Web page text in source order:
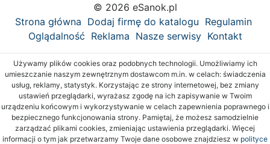
© 2026 eSanok.pl
Strona główna Dodaj firmę do katalogu Regulamin
Oglądalność Reklama Nasze serwisy Kontakt
Używamy plików cookies oraz podobnych technologii. Umożliwiamy ich
umieszczanie naszym zewnętrznym dostawcom m.in. w celach: świadczenia
usług, reklamy, statystyk. Korzystając ze strony internetowej, bez zmiany
ustawień przeglądarki, wyrażasz zgodę na ich zapisywanie w Twoim
urządzeniu końcowym i wykorzystywanie w celach zapewnienia poprawnego i
bezpiecznego funkcjonowania strony. Pamiętaj, że możesz samodzielnie
zarządzać plikami cookies, zmieniając ustawienia przeglądarki. Więcej
informacji o tym jak przetwarzamy Twoje dane osobowe znajdziesz w polityce